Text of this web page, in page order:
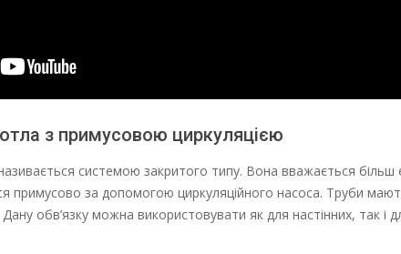
з примусовою циркуляцією
системою закритого типу. Вона вважається
примусово за допомогою циркуляційного насоса. Труби
Дану обв’язку можна використовувати як для настінних, так і